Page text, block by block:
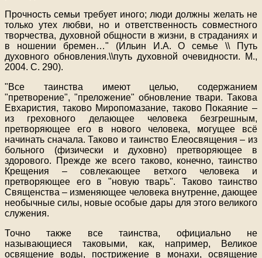
Прочность семьи требует иного; люди должны желать не
только утех любви, но и ответственность совместного
творчества, духовной общности в жизни, в страданиях и
в ношении бремен…" (Ильин И.А. О семье \\ Путь
духовного обновления.\\путь духовной очевидности. М.,
2004. С. 290).
"Все таинства имеют целью, содержанием
"претворение", "преложение" обновление твари. Такова
Евхаристия, таково Миропомазание, таково Покаяние –
из греховного делающее человека безгрешным,
претворяющее его в нового человека, могущее всё
начинать сначала. Таково и таинство Елеосвящения – из
больного (физически и духовно) претворяющее в
здорового. Прежде же всего таково, конечно, таинство
Крещения – совлекающее ветхого человека и
претворяющее его в "новую тварь". Таково таинство
Священства – изменяющее человека внутренне, дающее
необычные силы, новые особые дары для этого великого
служения.
Точно также все таинства, официально не
называющиеся таковыми, как, например, Великое
освящение воды, пострижение в монахи, освящение